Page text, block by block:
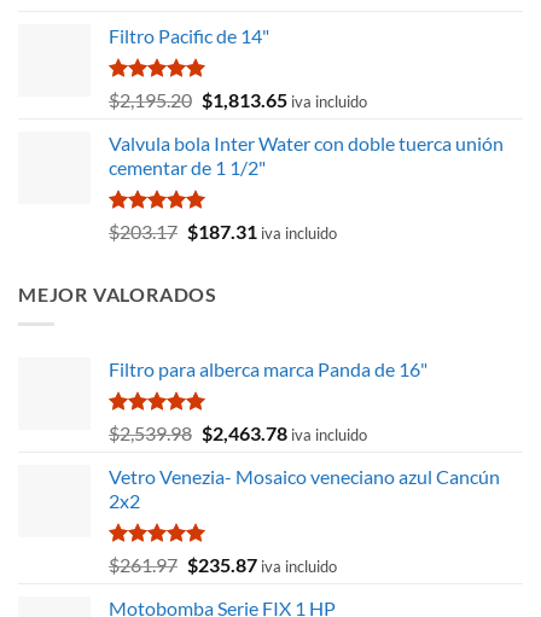
era:
Filtro Pacific de 14"
Valorado
con
de 5
$2,195.20 El
original
era:
$2,195.20.
$1,813.65El
actual
iva incluido
Valvula bola Inter Water con doble tuerca unión
cementar de 1 1/2"
Valorado
con
$203.17 El
era:
$187.31 El
iva incluido
MEJOR VALORADOS
Filtro para alberca marca Panda de 16"
Valorado
con
de 5
$2,539.98 El
original
$2,539.98.
$2,463.78El
actual
iva incluido
Vetro Venezia- Mosaico veneciano azul Cancún
2x2
Valorado
con
de 5
$261.97 El
$235.87Eliva incluido
Motobomba Serie FIX 1 HP